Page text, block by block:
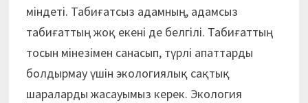
міндеті. Табиғатсыз адамның, адамсыз
табиғаттың жоқ екені де белгілі. Табиғаттың
тосын мінезімен санасып, түрлі апаттарды
болдырмау үшін экологиялық сақтық
шараларды жасауымыз керек. Экология